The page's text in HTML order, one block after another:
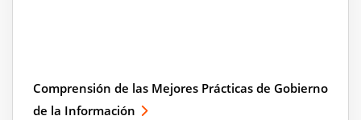
Comprensión de las Mejores Prácticas de Gobierno
de la Información